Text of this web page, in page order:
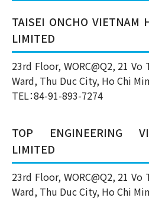
TAISEI ONCHO VIETNAM
LIMITED
23rd Floor, WORC@Q2, 21
Ward, Thu Duc City, Ho Chi
TEL：84-91-893-7274
TOP ENGINEERING
LIMITED
23rd Floor, WORC@Q2, 21
Ward, Thu Duc City, Ho Chi